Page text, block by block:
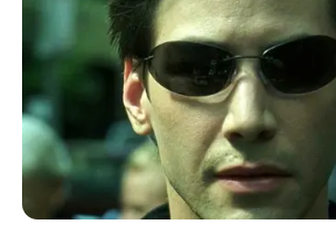
10 μυστήρια γύρω από τη
του Λεονάρντο Ντα Βίντσι
10 μυστήρια γύρω από τη «Μόνα Λίζα»
Βίντσι.. Οι άνθρωποι συχνά λένε, «Μια
χίλιες λέξεις». Αν και αυτό ισχύει για
φωτογραφίες,...